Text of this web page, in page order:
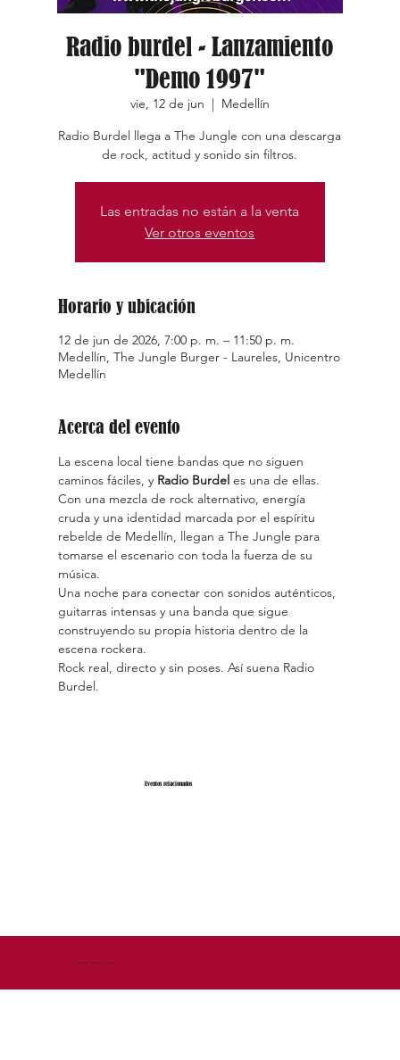
Eventos relacionados
Radio burdel - Lanzamiento
"Demo 1997"
vie, 12 de jun
Medellín
Radio Burdel llega a The Jungle con una descarga
de rock, actitud y sonido sin filtros.
Las entradas no están a la venta
Ver otros eventos
Horario y ubicación
12 de jun de 2026, 7:00 p. m. – 11:50 p. m.
Medellín, The Jungle Burger - Laureles, Unicentro
Medellín
Acerca del evento
La escena local tiene bandas que no siguen
caminos fáciles, y Radio Burdel es una de ellas.
Con una mezcla de rock alternativo, energía
cruda y una identidad marcada por el espíritu
rebelde de Medellín, llegan a The Jungle para
tomarse el escenario con toda la fuerza de su
música.
Una noche para conectar con sonidos auténticos,
guitarras intensas y una banda que sigue
construyendo su propia historia dentro de la
escena rockera.
Rock real, directo y sin poses. Así suena Radio
Burdel.
© 2026 by DEM - Diseño Estrategico de Marca™